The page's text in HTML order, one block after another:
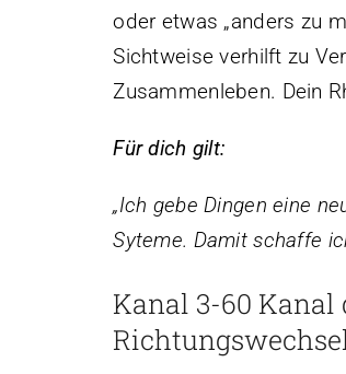
oder etwas „anders zu
Sichtweise verhilft zu
Zusammenleben. Dein
Für dich gilt:
„Ich gebe Dingen eine
Syteme. Damit schaffe
Kanal 3-60 Kanal